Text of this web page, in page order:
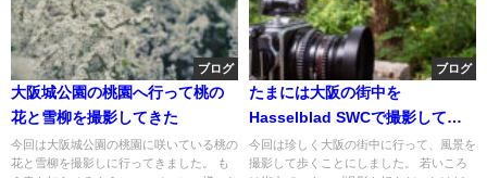
ブログ
大阪城公園の桃園へ行って桃の
花と雪柳を撮影してきた
今回は大阪城公園の桃園に咲いている桃の
花と雪柳を撮影しに行ってきました。 も
ブログ
たまには大阪の街中を
Hasselblad SWCで撮影して歩
くことにした
今回は珍しく大阪の街中に行って、風景を
撮影して歩くことにしました。 若いころ